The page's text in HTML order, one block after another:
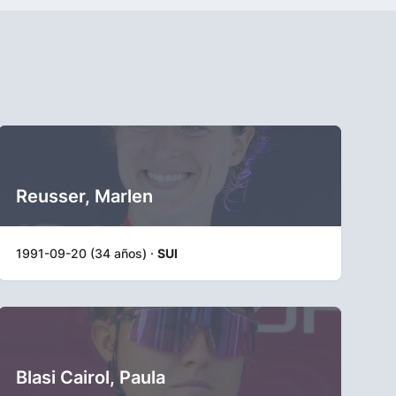
Reusser, Marlen
1991-09-20 (34 años) · SUI
Blasi Cairol, Paula